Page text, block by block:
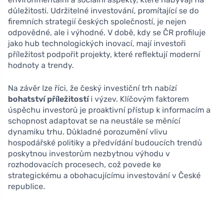
důležitosti. Udržitelné investování, promítající se do
firemních strategií českých společností, je nejen
odpovědné, ale i výhodné. V době, kdy se ČR profiluje
jako hub technologických inovací, mají investoři
příležitost podpořit projekty, které reflektují moderní
hodnoty a trendy.
Na závěr lze říci, že český investiční trh nabízí
bohatství příležitostíi výzev. Klíčovým faktorem
úspěchu investorů je proaktivní přístup k informacím a
schopnost adaptovat se na neustále se měnící
dynamiku trhu. Důkladné porozumění vlivu
hospodářské politiky a předvídání budoucích trendů
poskytnou investorům nezbytnou výhodu v
rozhodovacích procesech, což povede ke
strategickému a obohacujícímu investování v České
republice.